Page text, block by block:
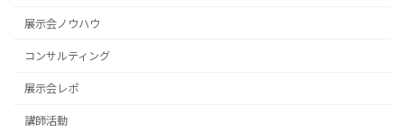
展示会ノウハウ
コンサルティング
展示会レポ
講師活動